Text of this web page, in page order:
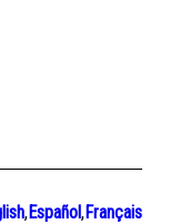
,Español,Français